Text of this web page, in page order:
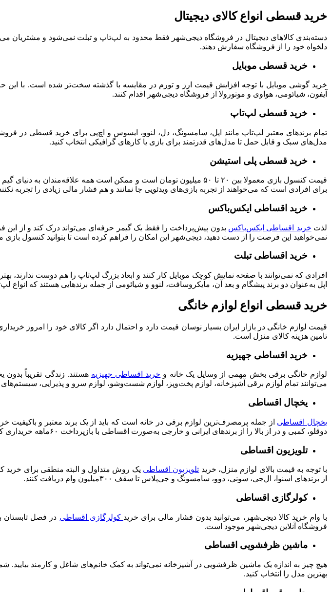
خرید قسطی انواع کالای دیجیتال
دسته‌بندی کالاهای دیجیتال در فروشگاه دیجی‌شهر فقط محدود به لپ‌تاپ و تبلت‌ نمی‌شود و مشتریان
دلخواه خود را از فروشگاه سفارش دهند.
خرید قسطی موبایل
خرید گوشی موبایل با توجه افزایش قیمت ارز و تورم در مقایسه با گذشته سخت‌تر شده است. با این
آیفون، شیائومی، هواوی و موتورولا از فروشگاه دیجی‌شهر اقدام کنند.
خرید قسطی لپ‌تاپ
تمام برندهای معتبر لپ‌تاپ مانند اپل، سامسونگ، دل، لنوو، ایسوس و اچ‌پی برای خرید قسطی در
مدل‌های سبک و قابل حمل تا مدل‌های قدرتمند برای بازی یا کارهای گرافیکی انتخاب کنید.
خرید قسطی پلی استیشن
قیمت کنسول‌ بازی معمولا بین ۲۰ تا ۵۰ میلیون تومان است و ممکن است همه علاقه‌مندان به دنیای گیم نتوانند مبلغ آن را به صورت یک‌جا پرداخت کنند. بنابراین
برای افرادی است که می‌خواهند از تجربه بازی‌های ویدئویی جا نمانند و هم فشار مالی زیادی را تجربه
خرید اقساطی ایکس‌باکس
لذت خرید اقساطی ایکس‌باکس بدون پیش‌پرداخت را فقط یک گیمر حرفه‌ای می‌تواند درک کند و از این
نمی‌خواهید این فرصت را از دست دهید، دیجی‌شهر این امکان را فراهم کرده است تا بتوانید کنسول
خرید اقساطی تبلت
افرادی که نمی‌توانند با صفحه نمایش کوچک موبایل کار کنند و ابعاد بزرگ لپ‌تاپ را هم دوست ندارند،
اپل به‌عنوان دو برند پیشگام و بعد آن، مایکروسافت، لنوو و شیائومی از جمله برندهایی هستند که
خرید قسطی انواع لوازم خانگی
قیمت لوازم خانگی در بازار ایران بسیار نوسان قیمت دارد و احتمال دارد اگر کالای خود را امروز
تامین هزینه کالای منزل است.
خرید اقساطی جهیزیه
لوازم خانگی برقی بخش مهمی از وسایل یک خانه و خرید اقساطی جهیزیه هستند. زندگی تقریباً
می‌توانند تمام لوازم برقی آشپزخانه، لوازم پخت‌وپز، لوازم شست‌وشو، لوازم سرو و پذیرایی،
یخچال اقساطی
یخچال اقساطی از جمله پرمصرف‌ترین لوازم برقی در خانه است که باید از یک برند معتبر و
دوقلو، کمبی و در از بالا را از برندهای ایرانی و خارجی به‌صورت اقساطی با بازپرداخت ۶۰ماهه خریداری کنید.
تلویزیون اقساطی
با توجه به قیمت بالای لوازم منزل، خرید تلویزیون اقساطی یک روش متداول و البته منطقی برای خرید
از برندهای اسنوا، ال‌جی، سونی، دوو، سامسونگ و جی‌پلاس تا سقف ۳۰۰میلیون وام دریافت کنند.
کولرگازی اقساطی
با وام خرید کالا دیجی‌شهر، می‌توانید بدون فشار مالی برای خرید کولرگازی اقساطی
فروشگاه آنلاین دیجی‌شهر موجود است.
ماشین ظرفشویی اقساطی
هیچ چیز به اندازه یک ماشین ظرفشویی در آشپزخانه نمی‌تواند به کمک خانم‌های شاغل و کارمند بیایید.
بهترین مدل را انتخاب کنید.